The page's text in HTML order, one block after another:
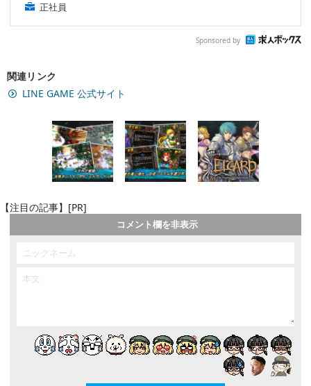
正社員
Sponsored by
関連リンク
LINE GAME 公式サイト
【注目の記事】[PR]
コメント欄を非表示